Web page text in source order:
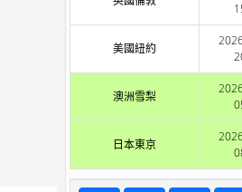
美國紐約
澳洲雪梨
日本東京